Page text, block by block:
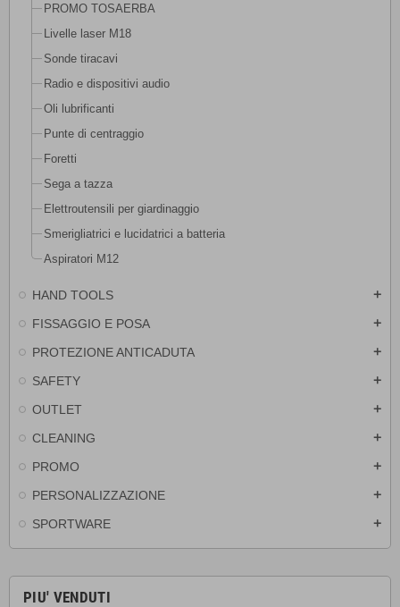
PROMO TOSAERBA
Livelle laser M18
Sonde tiracavi
Radio e dispositivi audio
Oli lubrificanti
Punte di centraggio
Foretti
Sega a tazza
Elettroutensili per giardinaggio
Smerigliatrici e lucidatrici a batteria
Aspiratori M12
HAND TOOLS add
FISSAGGIO E POSA add
PROTEZIONE ANTICADUTA add
SAFETY add
OUTLET add
CLEANING add
PROMO add
PERSONALIZZAZIONE add
SPORTWARE add
PIU' VENDUTI